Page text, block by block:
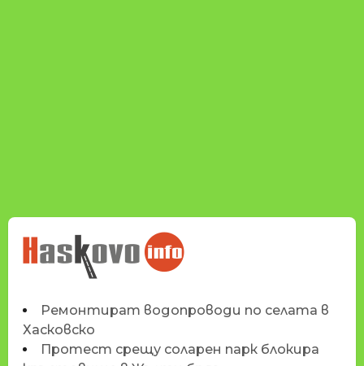
НОВИНИТЕ НА
HASKOVO.INFO
Ремонтират водопроводи по селата в
Хасковско
Протест срещу соларен парк блокира